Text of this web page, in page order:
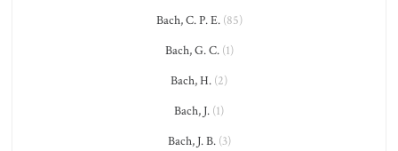
Bach, C. P. E.(85)
Bach, G. C.(1)
Bach, H. (2)
Bach, J. (1)
Bach, J. B.(3)